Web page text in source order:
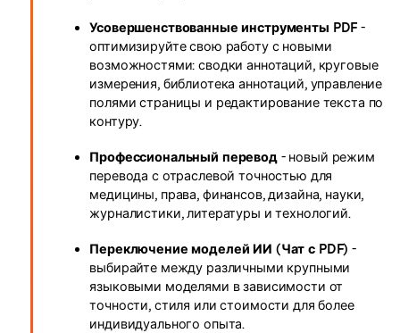
Здравоохранение
Финансы
Правительство
Издательство
Фрилансер
Все Функции PDF
Усовершенствованные инструменты PDF -
оптимизируйте свою работу с новыми
возможностями: сводки аннотаций, круговые
измерения, библиотека аннотаций, управление
полями страницы и редактирование текста по
контуру.
Профессиональный перевод- новый режим
перевода с отраслевой точностью для
медицины, права, финансов, дизайна, науки,
журналистики, литературы и технологий.
Переключение моделей ИИ (Чат с PDF) -
выбирайте между различными крупными
языковыми моделями в зависимости от
точности, стиля или стоимости для более
индивидуального опыта.